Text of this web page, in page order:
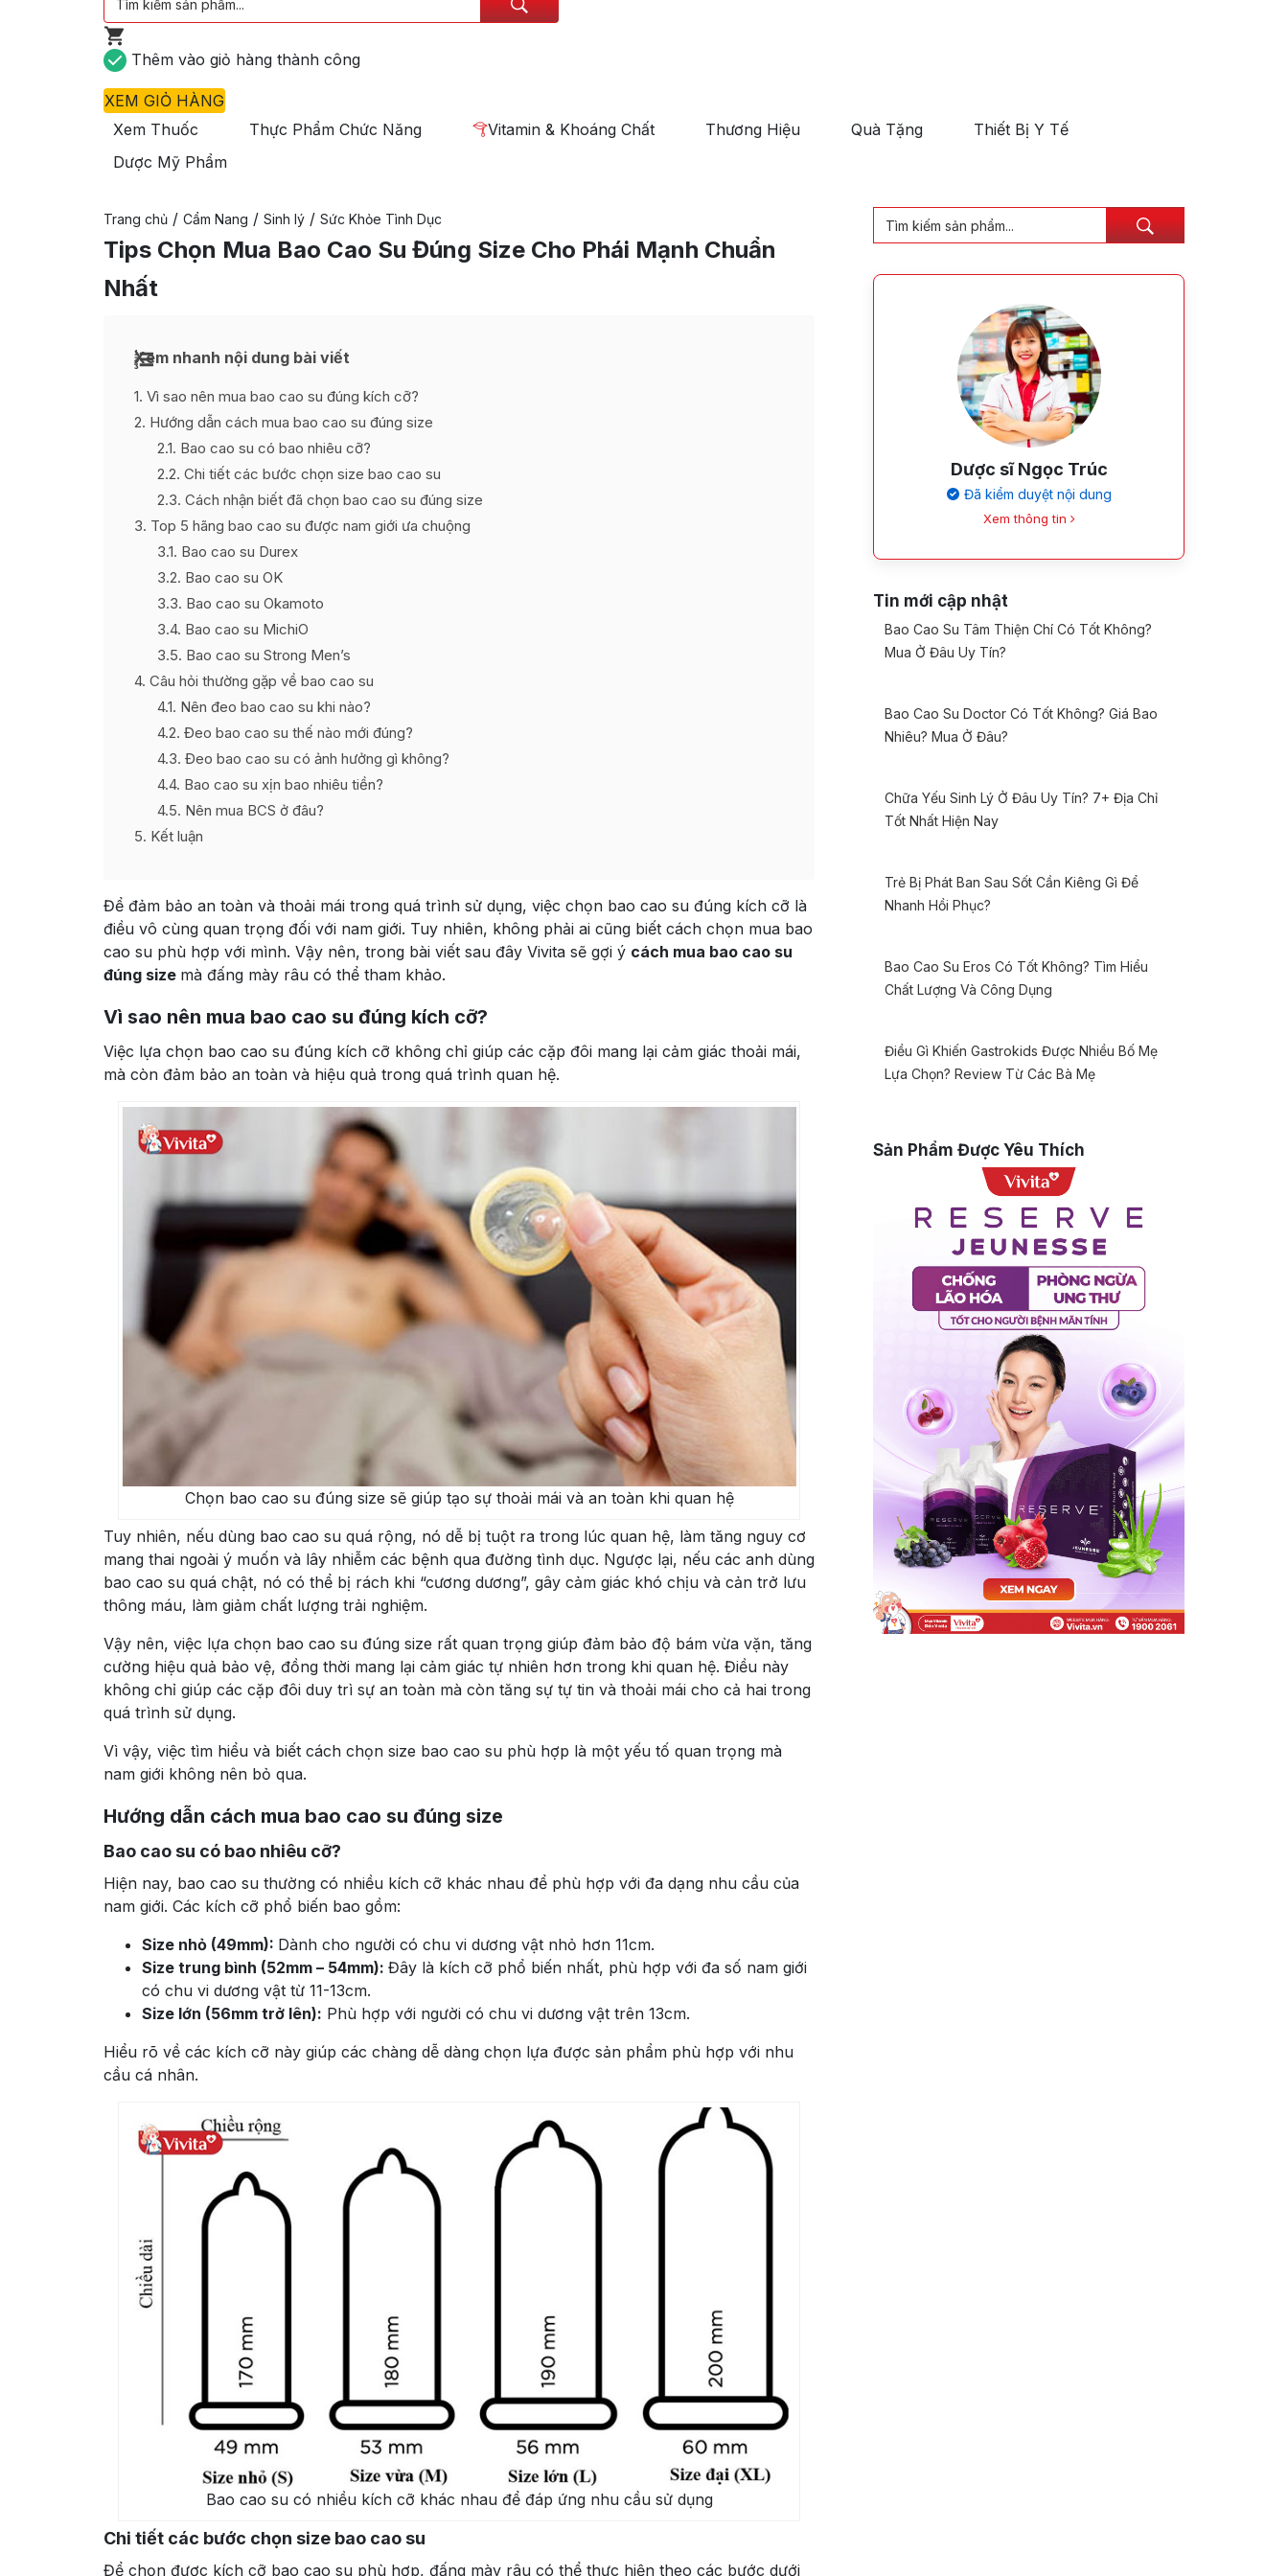
Thêm vào giỏ hàng thành công
XEM GIỎ HÀNG
Xem Thuốc
Thực Phẩm Chức Năng Vitamin & Khoáng Chất Thương Hiệu Quà Tặng
Thiết Bị Y Tế
Dược Mỹ Phẩm
Trang chủ / Cẩm Nang / Sinh lý / Sức Khỏe Tình Dục
Tips Chọn Mua Bao Cao Su Đúng Size Cho Phái Mạnh Chuẩn
Nhất
Xem nhanh nội dung bài viết
1 Vì sao nên mua bao cao su đúng kích cỡ?
2 Hướng dẫn cách mua bao cao su đúng size
2.1 Bao cao su có bao nhiêu cỡ?
2.2 Chi tiết các bước chọn size bao cao su
2.3 Cách nhận biết đã chọn bao cao su đúng size
3 Top 5 hãng bao cao su được nam giới ưa chuộng
3.1 Bao cao su Durex
3.2 Bao cao su OK
3.3 Bao cao su Okamoto
3.4 Bao cao su MichiO
3.5 Bao cao su Strong Men’s
4 Câu hỏi thường gặp về bao cao su
4.1 Nên đeo bao cao su khi nào?
4.2 Đeo bao cao su thế nào mới đúng?
4.3 Đeo bao cao su có ảnh hưởng gì không?
4.4 Bao cao su xịn bao nhiêu tiền?
4.5 Nên mua BCS ở đâu?
5 Kết luận
Để đảm bảo an toàn và thoải mái trong quá trình sử dụng, việc chọn bao cao su đúng kích cỡ là
điều vô cùng quan trọng đối với nam giới. Tuy nhiên, không phải ai cũng biết cách chọn mua bao
cao su phù hợp với mình. Vậy nên, trong bài viết sau đây Vivita sẽ gợi ý cách mua bao cao su
đúng size mà đấng mày râu có thể tham khảo.
Vì sao nên mua bao cao su đúng kích cỡ?
Việc lựa chọn bao cao su đúng kích cỡ không chỉ giúp các cặp đôi mang lại cảm giác thoải mái,
mà còn đảm bảo an toàn và hiệu quả trong quá trình quan hệ.
Chọn bao cao su đúng size sẽ giúp tạo sự thoải mái và an toàn khi quan hệ
Tuy nhiên, nếu dùng bao cao su quá rộng, nó dễ bị tuột ra trong lúc quan hệ, làm tăng nguy cơ
mang thai ngoài ý muốn và lây nhiễm các bệnh qua đường tình dục. Ngược lại, nếu các anh dùng
bao cao su quá chật, nó có thể bị rách khi “cương dương”, gây cảm giác khó chịu và cản trở lưu
thông máu, làm giảm chất lượng trải nghiệm.
Vậy nên, việc lựa chọn bao cao su đúng size rất quan trọng giúp đảm bảo độ bám vừa vặn, tăng
cường hiệu quả bảo vệ, đồng thời mang lại cảm giác tự nhiên hơn trong khi quan hệ. Điều này
không chỉ giúp các cặp đôi duy trì sự an toàn mà còn tăng sự tự tin và thoải mái cho cả hai trong
quá trình sử dụng.
Vì vậy, việc tìm hiểu và biết cách chọn size bao cao su phù hợp là một yếu tố quan trọng mà
nam giới không nên bỏ qua.
Hướng dẫn cách mua bao cao su đúng size
Bao cao su có bao nhiêu cỡ?
Hiện nay, bao cao su thường có nhiều kích cỡ khác nhau để phù hợp với đa dạng nhu cầu của
nam giới. Các kích cỡ phổ biến bao gồm:
Size nhỏ (49mm): Dành cho người có chu vi dương vật nhỏ hơn 11cm.
Size trung bình (52mm – 54mm): Đây là kích cỡ phổ biến nhất, phù hợp với đa số nam giới
có chu vi dương vật từ 11-13cm.
Size lớn (56mm trở lên): Phù hợp với người có chu vi dương vật trên 13cm.
Hiểu rõ về các kích cỡ này giúp các chàng dễ dàng chọn lựa được sản phẩm phù hợp với nhu
cầu cá nhân.
Bao cao su có nhiều kích cỡ khác nhau để đáp ứng nhu cầu sử dụng
Chi tiết các bước chọn size bao cao su
Để chọn được kích cỡ bao cao su phù hợp, đấng mày râu có thể thực hiện theo các bước dưới
Dược sĩ Ngọc Trúc
Đã kiểm duyệt nội dung
Xem thông tin
Tin mới cập nhật
Bao Cao Su Tâm Thiện Chí Có Tốt Không?
Mua Ở Đâu Uy Tín?
Bao Cao Su Doctor Có Tốt Không? Giá Bao
Nhiêu? Mua Ở Đâu?
Chữa Yếu Sinh Lý Ở Đâu Uy Tín? 7+ Địa Chỉ
Tốt Nhất Hiện Nay
Trẻ Bị Phát Ban Sau Sốt Cần Kiêng Gì Để
Nhanh Hồi Phục?
Bao Cao Su Eros Có Tốt Không? Tìm Hiểu
Chất Lượng Và Công Dụng
Điều Gì Khiến Gastrokids Được Nhiều Bố Mẹ
Lựa Chọn? Review Từ Các Bà Mẹ
Sản Phẩm Được Yêu Thích